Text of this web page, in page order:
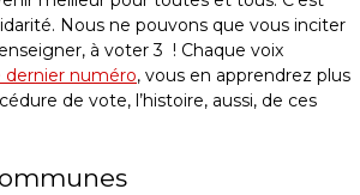
Nous ne pouvons que vous inciter
à voter 3 ! Chaque voix
dernier numéro, vous en apprendrez plus
de vote, l’histoire, aussi, de ces